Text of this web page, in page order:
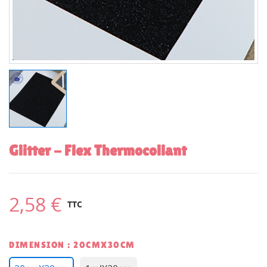
Glitter - Flex Thermocollant
2,58 € TTC
DIMENSION : 20CMX30CM